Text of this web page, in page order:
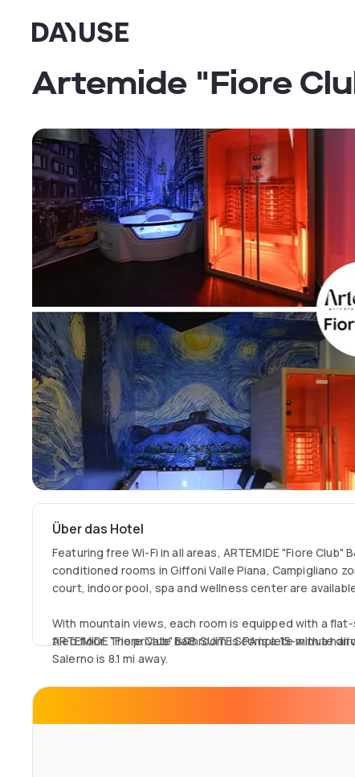
Dayuse
Artemide "Fiore
Über das Hotel
Featuring free Wi-Fi in all areas, ARTEMIDE "Fiore Club"
conditioned rooms in Giffoni Valle Piana, Campigliano
court, indoor pool, spa and wellness center are
With mountain views, each room is equipped with a
tiled floor. The private bathroom is complete with a
ARTEMIDE "Fiore Club" B&B SUITE SPA is a 15-minute
Salerno is 8.1 mi away.